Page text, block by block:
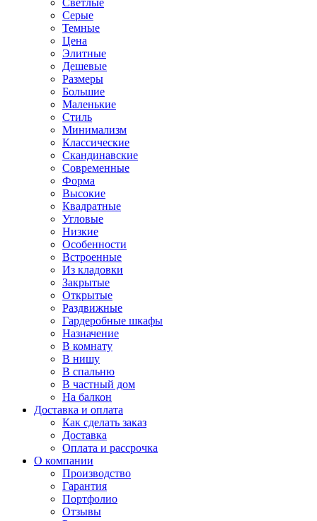
Светлые
Серые
Темные
Цена
Элитные
Дешевые
Размеры
Большие
Маленькие
Стиль
Минимализм
Классические
Скандинавские
Современные
Форма
Высокие
Квадратные
Угловые
Низкие
Особенности
Встроенные
Из кладовки
Закрытые
Открытые
Раздвижные
Гардеробные шкафы
Назначение
В комнату
В нишу
В спальню
В частный дом
На балкон
Доставка и оплата
Как сделать заказ
Доставка
Оплата и рассрочка
О компании
Производство
Гарантия
Портфолио
Отзывы